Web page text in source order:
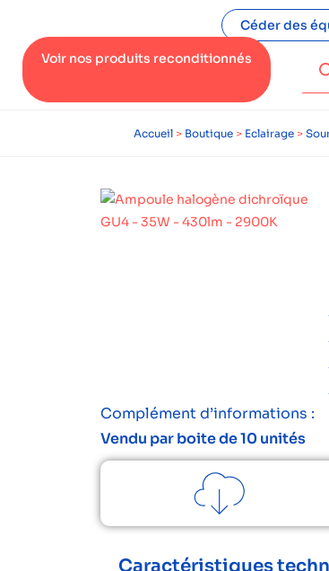
Céder des
Voir nos produits reconditionnés
Accueil > Boutique > Eclairage >
Complément d’informations :
Vendu par boite de 10 unités
Caractéristiques